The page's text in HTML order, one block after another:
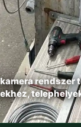
rendszer